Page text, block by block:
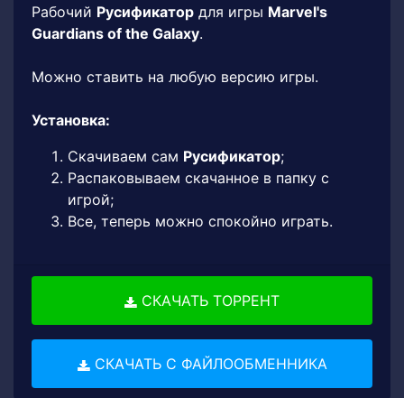
Рабочий Русификатор для игры Marvel's
Guardians of the Galaxy.
Можно ставить на любую версию игры.
Установка:
Скачиваем сам Русификатор;
Распаковываем скачанное в папку с
игрой;
Все, теперь можно спокойно играть.
СКАЧАТЬ ТОРРЕНТ
СКАЧАТЬ С ФАЙЛООБМЕННИКА